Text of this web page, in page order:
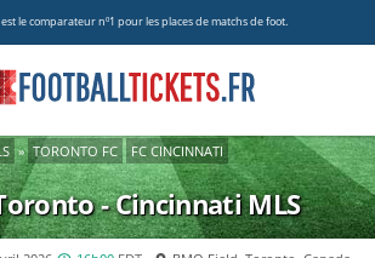
le comparateur nº1 pour les places de matchs de foot.
» TORONTO FC FC CINCINNATI
- CincinnatiMLS